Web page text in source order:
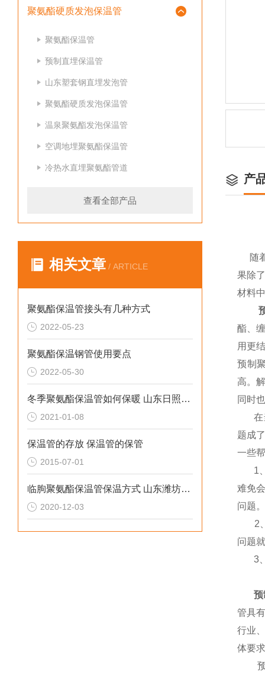
聚氨酯硬质发泡保温管
聚氨酯保温管
预制直埋保温管
山东塑套钢直埋发泡管
聚氨酯硬质发泡保温管
温泉聚氨酯发泡保温管
空调地埋聚氨酯保温管
冷热水直埋聚氨酯管道
查看全部产品
相关文章 / ARTICLE
聚氨酯保温管接头有几种方式
2022-05-23
聚氨酯保温钢管使用要点
2022-05-30
冬季聚氨酯保温管如何保暖 山东日照保温管厂家
2021-01-08
保温管的存放 保温管的保管
2015-07-01
临朐聚氨酯保温管保温方式 山东潍坊保温管
2020-12-03
产
随
果除
材料
预
酯、
用更
预制
高。
同时
在当
题成
一些
1、
难免
问题。
2、
问题
3、
预
管具
行业
体要
预